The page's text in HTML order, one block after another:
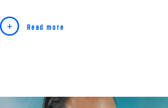
Read more